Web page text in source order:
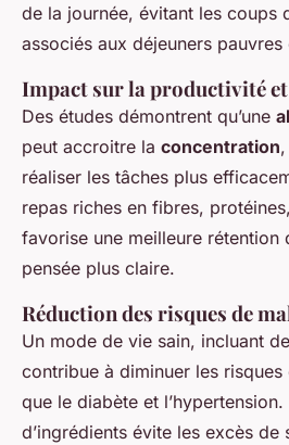
de la journée, évitant les coups
associés aux déjeuners pauvres
Impact sur la productivité
Des études démontrent qu’une
peut accroitre la concentration
réaliser les tâches plus
repas riches en fibres,
favorise une meilleure rétention
pensée plus claire.
Réduction des risques de
Un mode de vie sain, incluant
contribue à diminuer les
que le diabète et
d’ingrédients évite les excès de